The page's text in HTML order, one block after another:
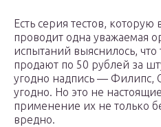
Есть серия тестов,
проводит одна уважаемая
испытаний выяснилось,
продают по 50 рублей за
угодно надпись — Филипс,
угодно. Но это не
применение их не только
вредно.